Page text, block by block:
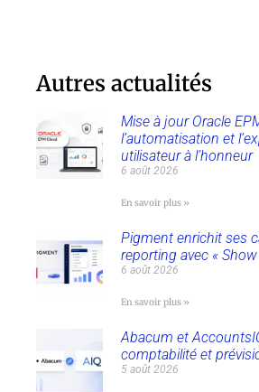
Autres actualités
Mise à jour Oracle
l’automatisation et
utilisateur à l’honneur
6 août 2026
En savoir plus »
Pigment enrichit ses
reporting avec «
6 août 2026
En savoir plus »
Abacum et
comptabilité et
5 août 2026